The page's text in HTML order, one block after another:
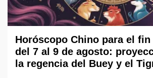
Horóscopo Chino para el fin
del 7 al 9 de agosto:
la regencia del Buey y el